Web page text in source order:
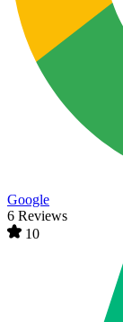
Google
6 Reviews
10